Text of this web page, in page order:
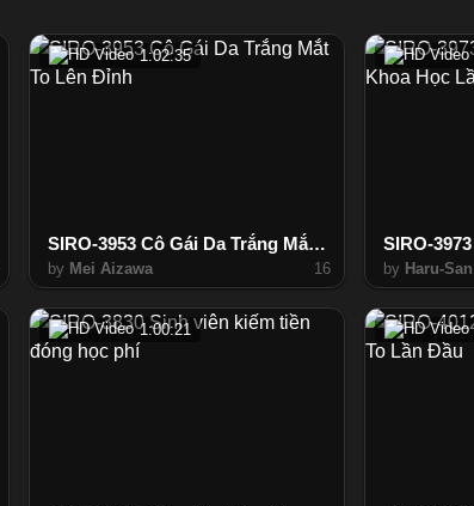
1:02:35
SIRO-3953 Cô Gái Da Trắng Mắt To Lên Đỉnh
by Mei Aizawa 16 by Haru-San
1:00:21